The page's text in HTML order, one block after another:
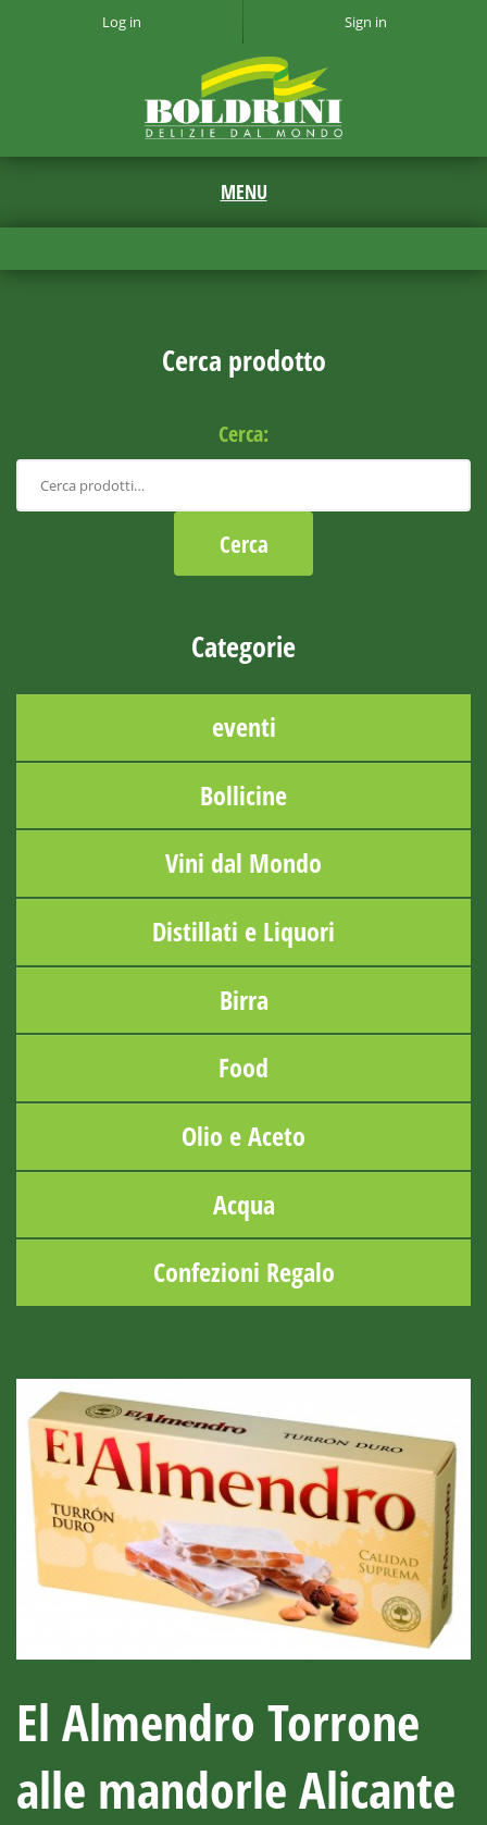
Log in Sign in
Cerca prodotto
Cerca:
Categorie
eventi
Bollicine
Vini dal Mondo
Distillati e Liquori
Birra
Food
Olio e Aceto
Acqua
Confezioni Regalo
El Almendro Torrone
alle mandorle Alicante